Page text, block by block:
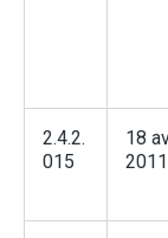
2.4.2.
015
18
2011